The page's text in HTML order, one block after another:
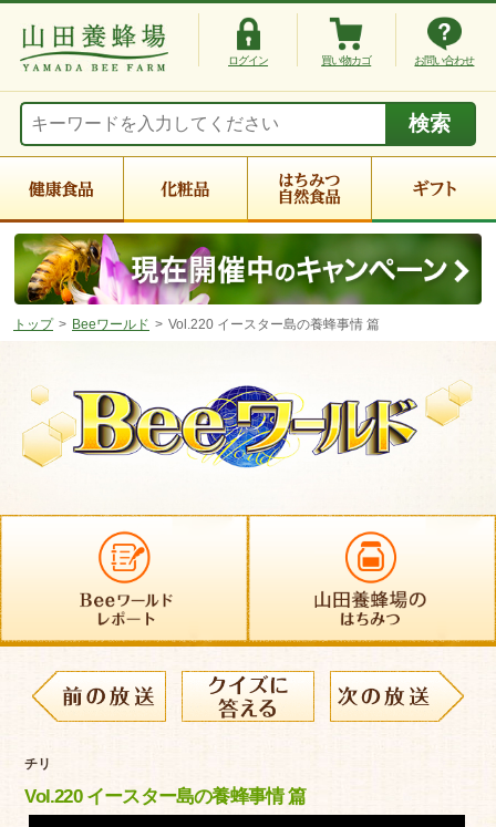
ログイン 買い物カゴ お問い合わせ
トップ Beeワールド Vol.220 イースター島の養蜂事情 篇
チリ
Vol.220 イースター島の養蜂事情 篇